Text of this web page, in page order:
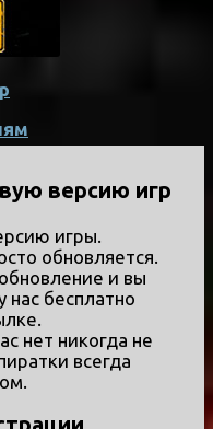
версию игр
игры.
обновляется.
и вы
нас бесплатно
нет никогда не
всегда